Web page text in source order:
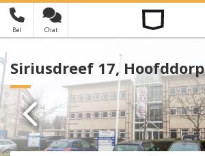
Bel Chat
Je hebt nog geen favorieten
Siriusdreef 17, Hoofddorp